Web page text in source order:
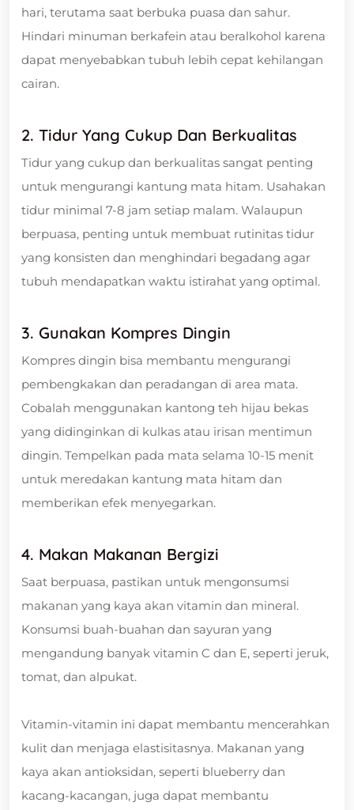
hari, terutama saat berbuka puasa dan sahur.
Hindari minuman berkafein atau beralkohol karena
dapat menyebabkan tubuh lebih cepat kehilangan
cairan.
2. Tidur Yang Cukup Dan Berkualitas
Tidur yang cukup dan berkualitas sangat penting
untuk mengurangi kantung mata hitam. Usahakan
tidur minimal 7-8 jam setiap malam. Walaupun
berpuasa, penting untuk membuat rutinitas tidur
yang konsisten dan menghindari begadang agar
tubuh mendapatkan waktu istirahat yang optimal.
3. Gunakan Kompres Dingin
Kompres dingin bisa membantu mengurangi
pembengkakan dan peradangan di area mata.
Cobalah menggunakan kantong teh hijau bekas
yang didinginkan di kulkas atau irisan mentimun
dingin. Tempelkan pada mata selama 10-15 menit
untuk meredakan kantung mata hitam dan
memberikan efek menyegarkan.
4. Makan Makanan Bergizi
Saat berpuasa, pastikan untuk mengonsumsi
makanan yang kaya akan vitamin dan mineral.
Konsumsi buah-buahan dan sayuran yang
mengandung banyak vitamin C dan E, seperti jeruk,
tomat, dan alpukat.
Vitamin-vitamin ini dapat membantu mencerahkan
kulit dan menjaga elastisitasnya. Makanan yang
kaya akan antioksidan, seperti blueberry dan
kacang-kacangan, juga dapat membantu